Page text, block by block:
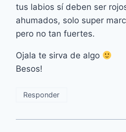
tus labios sí deben ser
ahumados, solo super
pero no tan fuertes.
Ojala te sirva de algo
Besos!
Responder